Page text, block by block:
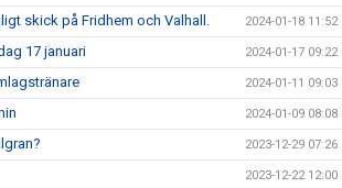
skick på Fridhem och Valhall. 2024-01-18 11:52
17 januari 2024-01-17 09:22
2024-01-11 09:03
2024-01-09 08:08
2023-12-29 07:26
2023-12-22 12:00